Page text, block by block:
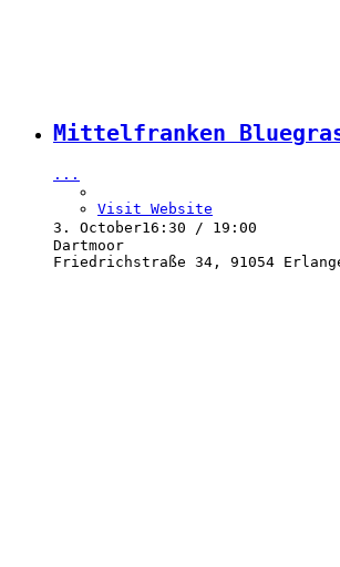
Mittelfranken
...
Visit Website
3. October16:30 / 19:00
Dartmoor
Friedrichstraße 34, 91054